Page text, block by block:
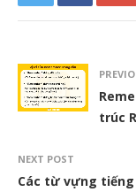
trúc
NEXT POST
Các từ vựng